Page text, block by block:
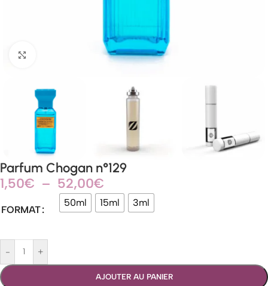
Parfum Chogan n°129
1,50€ – 52,00€
FORMAT
50ml 15ml 3ml
- +
AJOUTER AU PANIER